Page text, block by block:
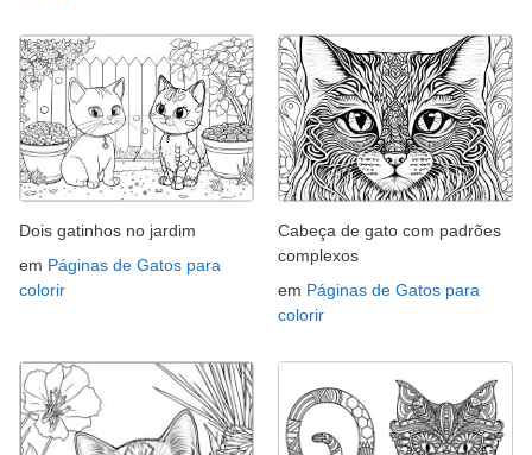
Dois gatinhos no jardim
em Páginas de Gatos para
colorir
Cabeça de gato com padrões
complexos
em Páginas de Gatos para
colorir